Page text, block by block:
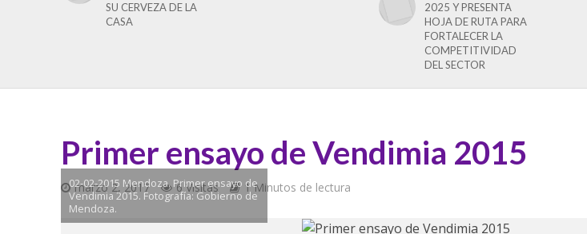
SU CERVEZA DE LA
CASA
2025 Y PRESENTA
HOJA DE RUTA PARA
FORTALECER LA
COMPETITIVIDAD
DEL SECTOR
Primer ensayo de Vendimia 2015
marzo 2, 2017 6 Visitas 1 Minutos de lectura
02-02-2015 Mendoza. Primer ensayo de
Vendimia 2015. Fotografía: Gobierno de
Mendoza.